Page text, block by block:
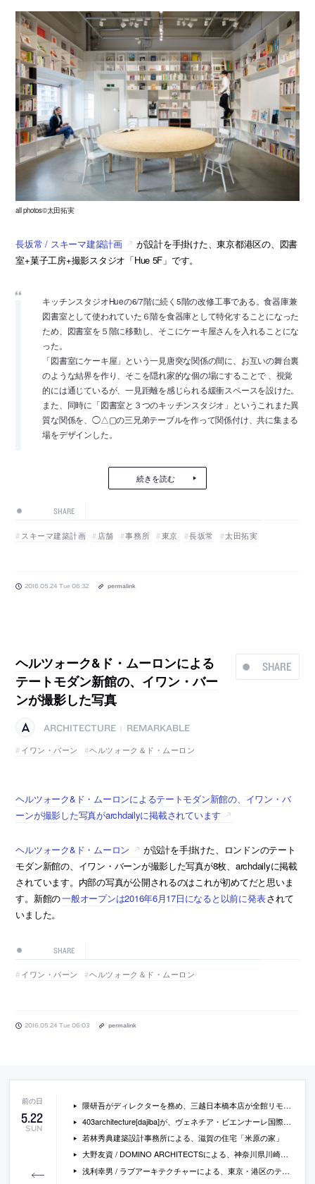
all photos©太田拓実
長坂常 / スキーマ建築計画
が設計を手掛けた、東京都港区の、図書
室+菓子工房+撮影スタジオ「Hue 5F」です。
キッチンスタジオHueの6/7階に続く5階の改修工事である。食器庫兼
図書室として使われていた６階を食器庫として特化することになった
ため、図書室を５階に移動し、そこにケーキ屋さんを入れることにな
った。
「図書室にケーキ屋」という一見唐突な関係の間に、お互いの舞台裏
のような結界を作り、そこを隠れ家的な個の場にすることで 、視覚
的には通じているが、一見距離を感じられる緩衝スペースを設けた。
また、同時に「図書室と３つのキッチンスタジオ」というこれまた異
質な関係を、◯△▢の三兄弟テーブルを作って関係付け、共に集まる
場をデザインした。
続きを読む
SHARE
スキーマ建築計画 店舗 事務所 東京 長坂常 太田拓実
2016.05.24 Tue 06:32 permalink
SHARE
ヘルツォーク&ド・ムーロンによる
テートモダン新館の、イワン・バー
ンが撮影した写真
ARCHITECTURE
REMARKABLE
イワン・バーン
ヘルツォーク＆ド・ムーロン
ヘルツォーク&ド・ムーロンによるテートモダン新館の、イワン・バ
ーンが撮影した写真がarchdailyに掲載されています
ヘルツォーク&ド・ムーロン
が設計を手掛けた、ロンドンのテート
モダン新館の、イワン・バーンが撮影した写真が8枚、archdailyに掲載
されています。内部の写真が公開されるのはこれが初めてだと思いま
す。新館の一般オープンは2016年6月17日になると以前に発表されて
いました。
SHARE
イワン・バーン ヘルツォーク＆ド・ムーロン
2016.05.24 Tue 06:03 permalink
5.22
SUN
隈研吾がディレクターを務め、三越日本橋本店が全館リモデルへ
403architecture[dajiba]が、ヴェネチア・ビエンナーレ国際建築展の出展作品「ヴェネチアの橋」の制作費と報告展の資金を、クラウドファウンディングで募集中
若林秀典建築設計事務所による、滋賀の住宅「米原の家」
大野友資 / DOMINO ARCHITECTSによる、神奈川県川崎市のマンションの一室の改装「J House」
浅利幸男 / ラブアーキテクチャーによる、東京・港区のテナントビル「フィオラ南青山」の写真